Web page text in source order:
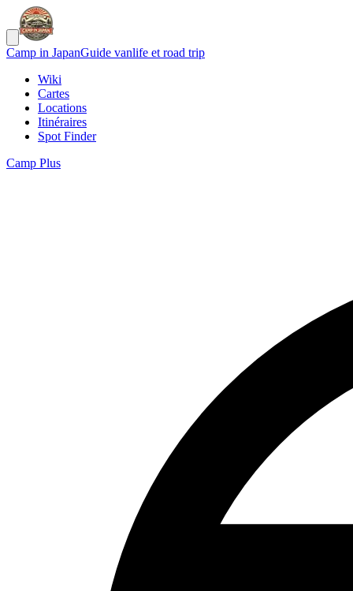
Camp in JapanGuide vanlife et road trip
Wiki
Cartes
Locations
Itinéraires
Spot Finder
Camp Plus